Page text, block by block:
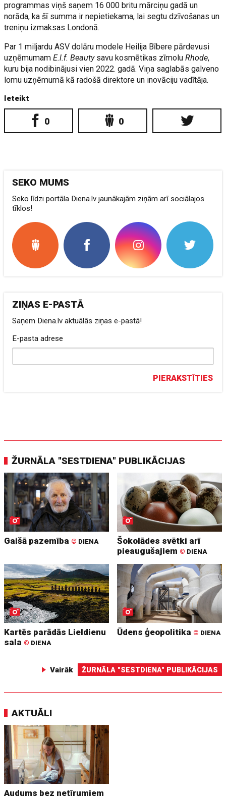
programmas viņš saņem 16 000 britu mārciņu gadā un
norāda, ka šī summa ir nepietiekama, lai segtu dzīvošanas un
treniņu izmaksas Londonā.
Par 1 miljardu ASV dolāru modele Heilija Bībere pārdevusi
uzņēmumam E.l.f. Beautysavu kosmētikas zīmoluRhode,
kuru bija nodibinājusi vien 2022. gadā. Viņa saglabās galveno
lomu uzņēmumā kā radošā direktore un inovāciju vadītāja.
Ieteikt
0 0
SEKO MUMS
Seko līdzi portāla Diena.lv jaunākajām ziņām arī sociālajos
tīklos!
ZIŅAS E-PASTĀ
Saņem Diena.lv aktuālās ziņas e-pastā!
E-pasta adrese
PIERAKSTĪTIES
ŽURNĀLA "SESTDIENA" PUBLIKĀCIJAS
Gaišā pazemība © DIENA
Šokolādes svētki arī
pieaugušajiem © DIENA
Kartēs parādās Lieldienu
sala © DIENA
Ūdens ģeopolitika © DIENA
Vairāk ŽURNĀLA "SESTDIENA" PUBLIKĀCIJAS
AKTUĀLI
Audums bez netīrumiem